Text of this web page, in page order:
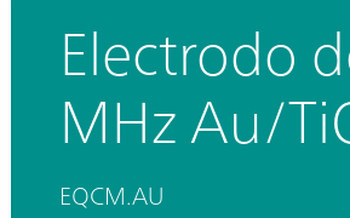
Electrodo
MHz Au/
EQCM.AU